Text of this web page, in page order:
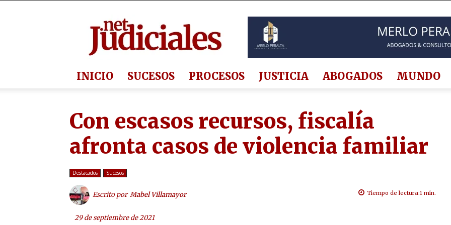
INICIO SUCESOS PROCESOS JUSTICIA ABOGADOS MUNDO
Con escasos recursos, fiscalía
afronta casos de violencia familiar
Destacados Sucesos
Escrito por Mabel Villamayor
29 de septiembre de 2021
Tiempo de lectura:1 min.